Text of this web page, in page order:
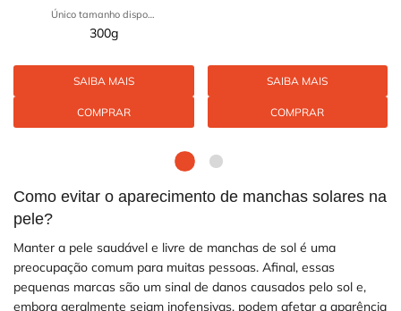
300g
SAIBA MAIS
COMPRAR
SAIBA MAIS
COMPRAR
Como evitar o aparecimento de manchas solares na
pele?
Manter a pele saudável e livre de manchas de sol é uma
preocupação comum para muitas pessoas. Afinal, essas
pequenas marcas são um sinal de danos causados pelo sol e,
embora geralmente sejam inofensivas, podem afetar a aparência